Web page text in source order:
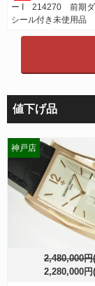
ー I 214270 前期
シール付き未使用品
値下げ品
2,480,000円
2,280,000円
神戸店